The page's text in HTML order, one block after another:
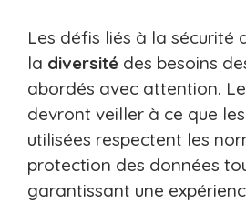
Les défis liés à la sécurité
la diversité des besoins
abordés avec attention.
devront veiller à ce que
utilisées respectent les
protection des données
garantissant une